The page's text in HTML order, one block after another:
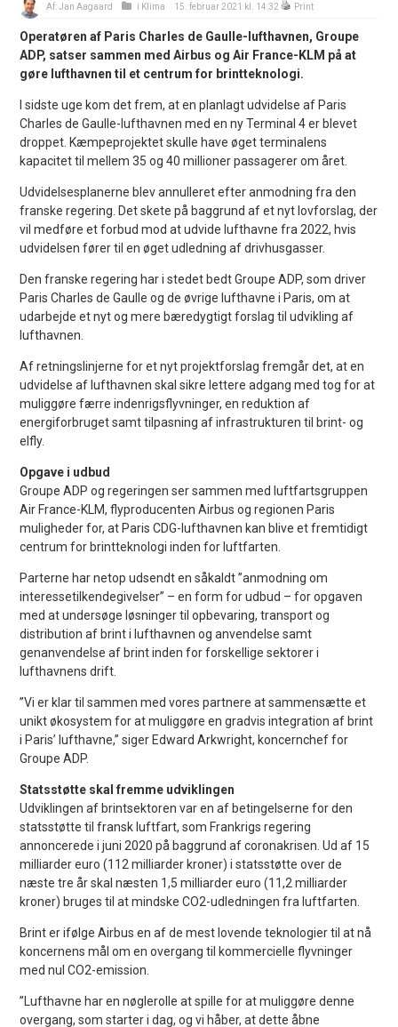
Af:Jan Aagaard i Klima 15. februar 2021 kl. 14:32 Print
Operatøren af Paris Charles de Gaulle-lufthavnen, Groupe
ADP, satser sammen med Airbus og Air France-KLM på at
gøre lufthavnen til et centrum for brintteknologi.
I sidste uge kom det frem, at en planlagt udvidelse af Paris
Charles de Gaulle-lufthavnen med en ny Terminal 4 er blevet
droppet. Kæmpeprojektet skulle have øget terminalens
kapacitet til mellem 35 og 40 millioner passagerer om året.
Udvidelsesplanerne blev annulleret efter anmodning fra den
franske regering. Det skete på baggrund af et nyt lovforslag, der
vil medføre et forbud mod at udvide lufthavne fra 2022, hvis
udvidelsen fører til en øget udledning af drivhusgasser.
Den franske regering har i stedet bedt Groupe ADP, som driver
Paris Charles de Gaulle og de øvrige lufthavne i Paris, om at
udarbejde et nyt og mere bæredygtigt forslag til udvikling af
lufthavnen.
Af retningslinjerne for et nyt projektforslag fremgår det, at en
udvidelse af lufthavnen skal sikre lettere adgang med tog for at
muliggøre færre indenrigsflyvninger, en reduktion af
energiforbruget samt tilpasning af infrastrukturen til brint- og
elfly.
Opgave i udbud
Groupe ADP og regeringen ser sammen med luftfartsgruppen
Air France-KLM, flyproducenten Airbus og regionen Paris
muligheder for, at Paris CDG-lufthavnen kan blive et fremtidigt
centrum for brintteknologi inden for luftfarten.
Parterne har netop udsendt en såkaldt ”anmodning om
interessetilkendegivelser” – en form for udbud – for opgaven
med at undersøge løsninger til opbevaring, transport og
distribution af brint i lufthavnen og anvendelse samt
genanvendelse af brint inden for forskellige sektorer i
lufthavnens drift.
”Vi er klar til sammen med vores partnere at sammensætte et
unikt økosystem for at muliggøre en gradvis integration af brint
i Paris’ lufthavne,” siger Edward Arkwright, koncernchef for
Groupe ADP.
Statsstøtte skal fremme udviklingen
Udviklingen af ​​brintsektoren var en af ​​betingelserne for den
statsstøtte til fransk luftfart, som Frankrigs regering
annoncerede i juni 2020 på baggrund af coronakrisen. Ud af 15
milliarder euro (112 milliarder kroner) i statsstøtte over de
næste tre år skal næsten 1,5 milliarder euro (11,2 milliarder
kroner) bruges til at mindske CO2-udledningen fra luftfarten.
Brint er ifølge Airbus en af ​​de mest lovende teknologier til at nå
koncernens mål om en overgang til kommercielle flyvninger
med nul CO2-emission.
”Lufthavne har en nøglerolle at spille for at muliggøre denne
overgang, som starter i dag, og vi håber, at dette åbne